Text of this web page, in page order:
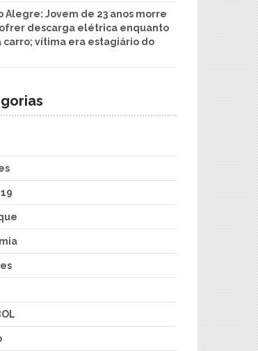
Alegre: Jovem de 23 anos morre
descarga elétrica enquanto
carro; vítima era estagiário do